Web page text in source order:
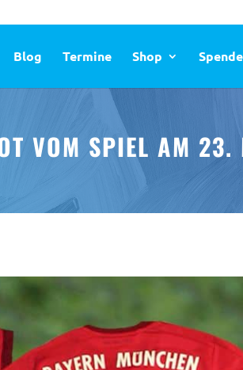
Blog Termine Shop
VOM SPIEL AM